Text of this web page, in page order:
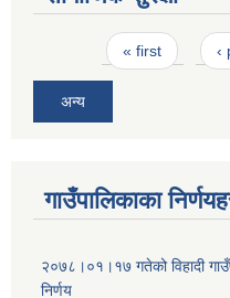
Pages« first ‹
अन्य
गाउँपालिकाका
२०७८।०१।१७ गतेको विहादी
निर्णय